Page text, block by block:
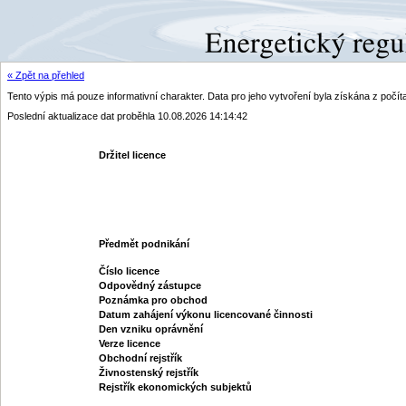
« Zpět na přehled
Tento výpis má pouze informativní charakter. Data pro jeho vytvoření byla získána z
Poslední aktualizace dat proběhla 10.08.2026 14:14:42
Držitel licence
Předmět podnikání
Číslo licence
Odpovědný zástupce
Poznámka pro obchod
Datum zahájení výkonu licencované činnosti
Den vzniku oprávnění
Verze licence
Obchodní rejstřík
Živnostenský rejstřík
Rejstřík ekonomických subjektů